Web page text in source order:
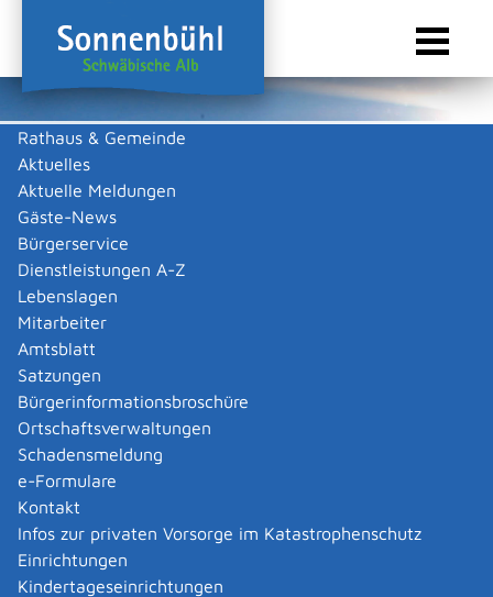
Rathaus & Gemeinde
Aktuelles
Aktuelle Meldungen
Gäste-News
Bürgerservice
Dienstleistungen A-Z
Lebenslagen
Mitarbeiter
Amtsblatt
Satzungen
Bürgerinformationsbroschüre
Ortschaftsverwaltungen
Schadensmeldung
e-Formulare
Kontakt
Infos zur privaten Vorsorge im Katastrophenschutz
Einrichtungen
Kindertageseinrichtungen
Sie sind hier:
Vereine
Keine Daten vorhanden
Zurück zur Suche
Zurück zur Suche
||